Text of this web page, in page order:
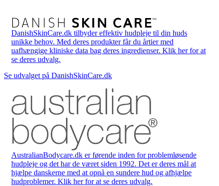
DanishSkinCare.dk tilbyder effektiv hudpleje til din huds
unikke behov. Med deres produkter får du årtier med
uafhængige kliniske data bag deres ingredienser. Klik her for at
se deres udvalg.
Se udvalget på DanishSkinCare.dk
AustralianBodycare.dk er førende inden for problemløsende
hudpleje og det har de været siden 1992. Det er deres mål at
hjælpe danskerne med at opnå en sundere hud og afhjælpe
hudproblemer. Klik her for at se deres udvalg.